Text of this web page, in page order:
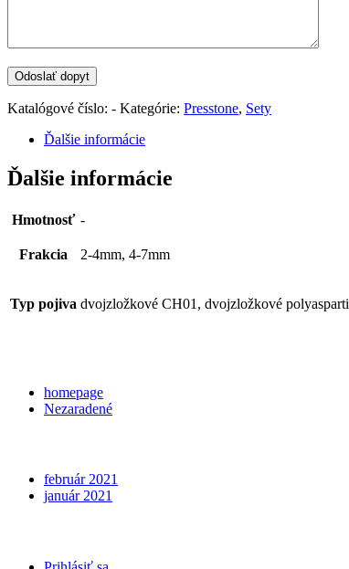
Katalógové číslo: - Kategórie: Presstone, Sety
Ďalšie informácie
Ďalšie informácie
Hmotnosť -
Frakcia 2-4mm, 4-7mm
Typ pojiva dvojzložkové CH01, dvojzložkové
homepage
Nezaradené
február 2021
január 2021